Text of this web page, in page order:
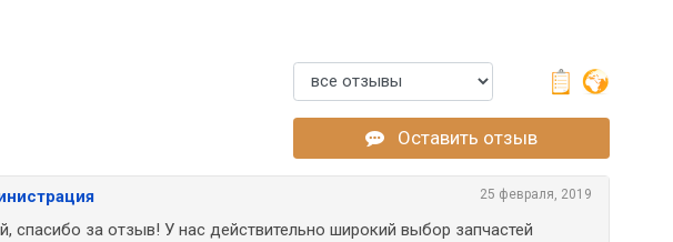
Оставить отзыв
25 февраля, 2019
спасибо за отзыв! У нас действительно широкий выбор запчастей